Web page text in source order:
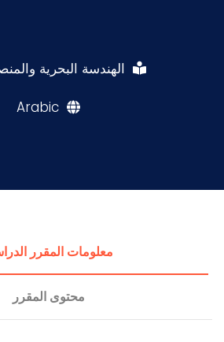
الهندسة البحرية
Arabic
معلومات المقرر
محتوى المقرر